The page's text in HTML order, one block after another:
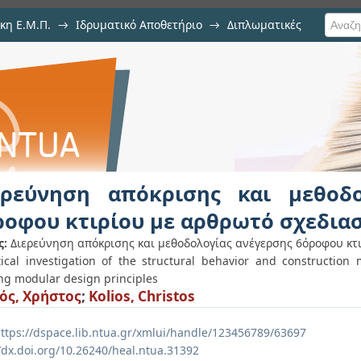
Ε.Μ.Π. → Ιδρυματικό Αποθετήριο → Διπλωματικές
και μεθοδολογίας ανέγερσης
απόκρισης και
κτιρίου με αρθρωτό
Διερεύνηση απόκρισης και μεθοδολογίας ανέγερσης 6όροφου
investigation of the structural behavior and construction
modular design principles
Χρήστος; Kolios, Christos
dspace.lib.ntua.gr/xmlui/handle/123456789/63697
10.26240/heal.ntua.31392